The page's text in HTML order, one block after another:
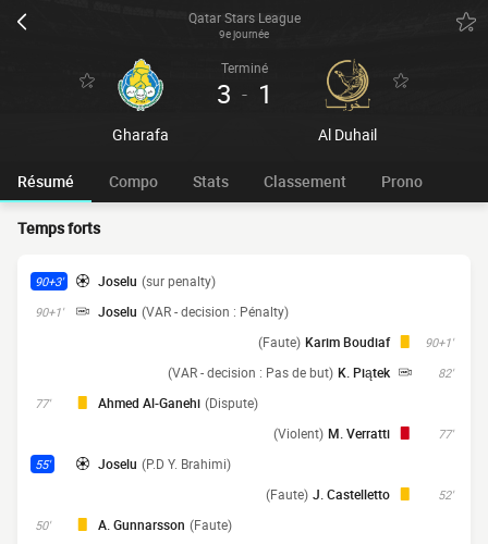
Qatar Stars League
9e journée
Gharafa
Terminé
3 - 1
Al Duhail
Résumé Compo Stats Classement Prono
Temps forts
90+3' Joselu (sur penalty)
90+1' Joselu (VAR - decision : Pénalty)
90+1'
Karim Boudiaf
(Faute)
82'
K. Piątek
(VAR - decision : Pas de but)
77' Ahmed Al-Ganehi (Dispute)
77'
M. Verratti
(Violent)
55' Joselu (P.D Y. Brahimi)
52'
J. Castelletto
(Faute)
50' A. Gunnarsson (Faute)